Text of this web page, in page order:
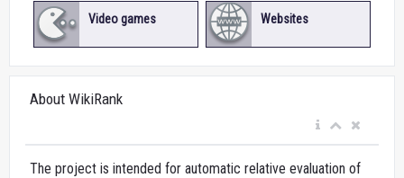
Video games Websites
About WikiRank
The project is intended for automatic relative evaluation of